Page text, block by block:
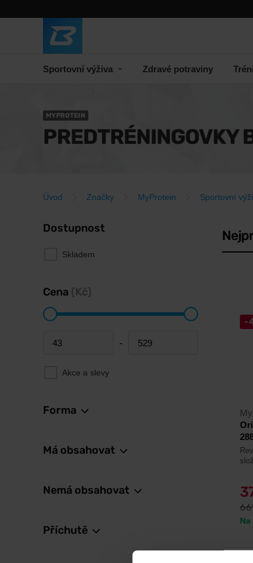
Sportovní výživa Zdravé potraviny
MYPROTEIN
PREDTRÉNINGOVKY
Úvod Značky MyProtein Sportovní
Dostupnost
Skladem
Cena (Kč)
Minimum price -
Maximum price
Akce a slevy
Forma
Má obsahovat
Nemá obsahovat
Příchutě
-